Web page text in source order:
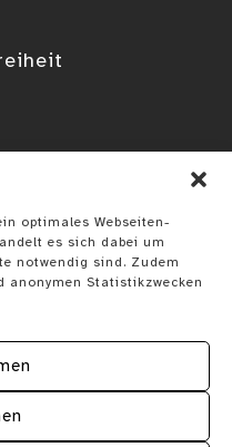
optimales Webseiten-
es sich dabei um
notwendig sind. Zudem
anonymen Statistikzwecken
InstagramSpotify